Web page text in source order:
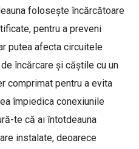
folosește încărcătoare
pentru a preveni
putea afecta circuitele
încărcare și căștile cu un
comprimat pentru a evita
împiedica conexiunile
te că ai întotdeauna
instalate, deoarece